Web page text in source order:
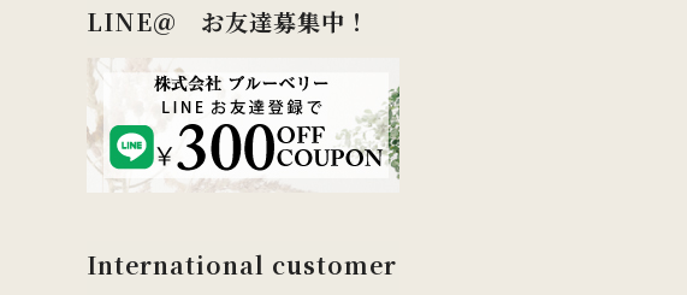
LINE＠ お友達募集中！
International customer